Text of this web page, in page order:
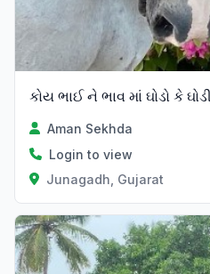
કોય ભાઈ ને ભાવ માં ઘોડો કે ઘોડી
Aman Sekhda
Login to view
Junagadh, Gujarat